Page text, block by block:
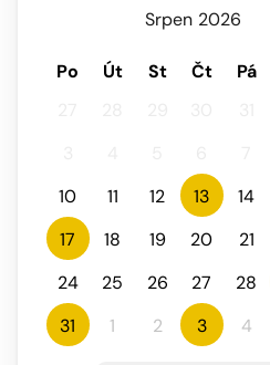
Srpen
Po Út St Čt Pá
10
11 12 13 14
17
18 19 20 21
24
25 26 27 28
31
1 2 3 4